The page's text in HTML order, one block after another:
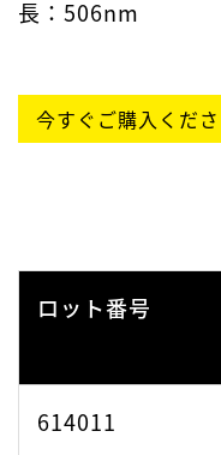
長：506nm
今すぐご購入くだ
ロット番号
614011